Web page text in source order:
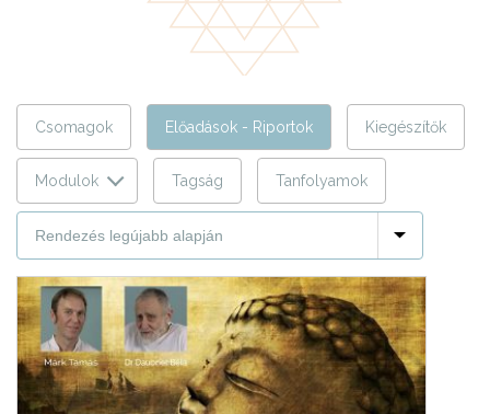
Csomagok Előadások - Riportok Kiegészítők
Modulok Tagság Tanfolyamok